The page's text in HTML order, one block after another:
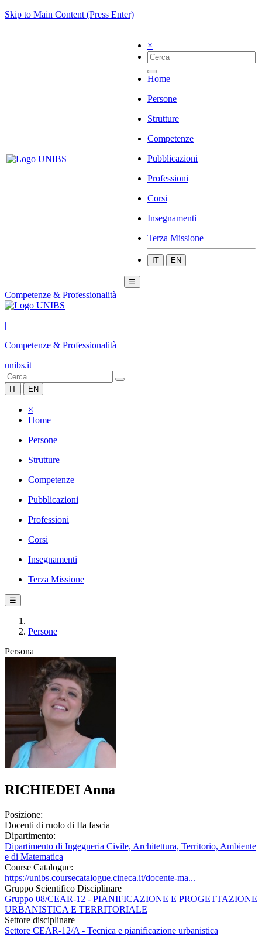
Skip to Main Content (Press Enter)
×
Home
Persone
Strutture
Competenze
Pubblicazioni
Professioni
Corsi
Insegnamenti
Terza Missione
IT EN
☰
Competenze & Professionalità
|
Competenze & Professionalità
unibs.it
IT EN
×
Home
Persone
Strutture
Competenze
Pubblicazioni
Professioni
Corsi
Insegnamenti
Terza Missione
☰
Persone
Persona
RICHIEDEI Anna
Posizione:
Docenti di ruolo di IIa fascia
Dipartimento:
Dipartimento di Ingegneria Civile, Architettura, Territorio, Ambiente
e di Matematica
Course Catalogue:
https://unibs.coursecatalogue.cineca.it/docente-ma...
Gruppo Scientifico Disciplinare
Gruppo 08/CEAR-12 - PIANIFICAZIONE E PROGETTAZIONE
URBANISTICA E TERRITORIALE
Settore disciplinare
Settore CEAR-12/A - Tecnica e pianificazione urbanistica